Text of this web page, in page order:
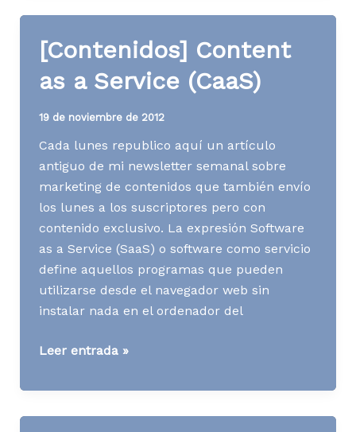
un
redactor
freelance
[Contenidos] Content
as a Service (CaaS)
19 de noviembre de 2012
Cada lunes republico aquí un artículo
antiguo de mi newsletter semanal sobre
marketing de contenidos que también envío
los lunes a los suscriptores pero con
contenido exclusivo. La expresión Software
as a Service (SaaS) o software como servicio
define aquellos programas que pueden
utilizarse desde el navegador web sin
instalar nada en el ordenador del
[Contenidos]
as
Leer entrada »